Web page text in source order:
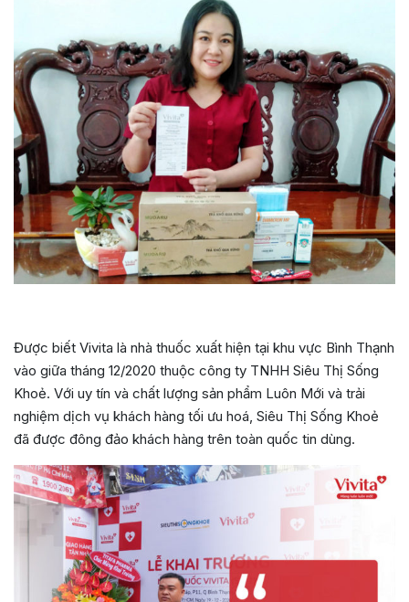
Được biết Vivita là nhà thuốc xuất hiện tại khu vực Bình Thạnh
vào giữa tháng 12/2020 thuộc công ty TNHH Siêu Thị Sống
Khoẻ. Với uy tín và chất lượng sản phẩm Luôn Mới và trải
nghiệm dịch vụ khách hàng tối ưu hoá, Siêu Thị Sống Khoẻ
đã được đông đảo khách hàng trên toàn quốc tin dùng.